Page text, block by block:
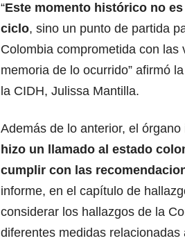
“Este momento histórico no
ciclo, sino un punto de partida
Colombia comprometida con las
memoria de lo ocurrido” afirmó
la CIDH, Julissa Mantilla.
Además de lo anterior, el órgano
hizo un llamado al estado
cumplir con las
informe, en el capítulo de
considerar los hallazgos de la
diferentes medidas relacionadas